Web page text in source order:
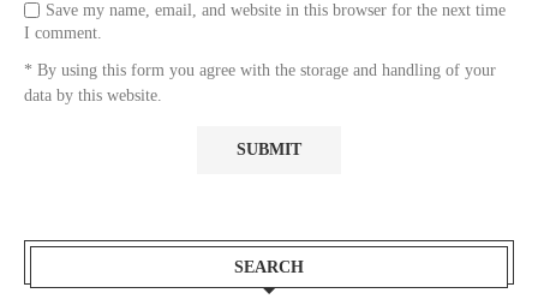
Save my name, email, and website in this browser for the next time
I comment.
* By using this form you agree with the storage and handling of your
data by this website.
SEARCH